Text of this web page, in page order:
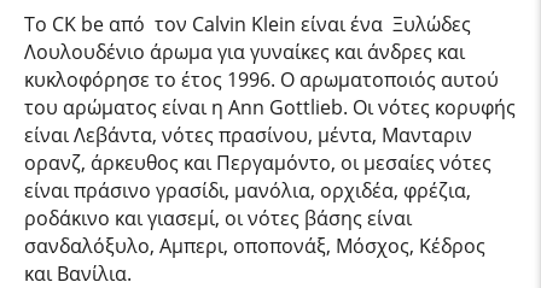
Το CK be από τον Calvin Klein είναι ένα Ξυλώδες
Λουλουδένιο άρωμα για γυναίκες και άνδρες και
κυκλοφόρησε το έτος 1996. Ο αρωματοποιός αυτού
του αρώματος είναι η Ann Gottlieb. Οι νότες κορυφής
είναι Λεβάντα, νότες πρασίνου, μέντα, Μανταριν
ορανζ, άρκευθος και Περγαμόντο, οι μεσαίες νότες
είναι πράσινο γρασίδι, μανόλια, ορχιδέα, φρέζια,
ροδάκινο και γιασεμί, οι νότες βάσης είναι
σανδαλόξυλο, Αμπερι, οποπονάξ, Μόσχος, Κέδρος
και Βανίλια.